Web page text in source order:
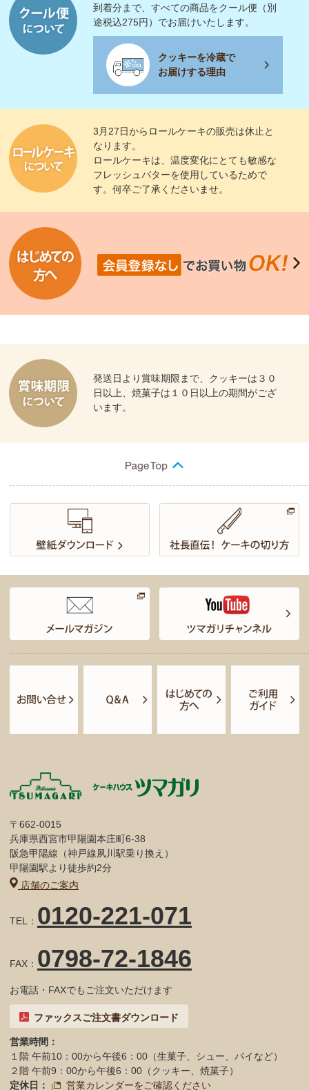
到着分まで、すべての商品をクール便（別
途税込275円）でお届けいたします。
クッキーを冷蔵で
お届けする理由
3月27日からロールケーキの販売は休止と
なります。
ロールケーキは、温度変化にとても敏感な
フレッシュバターを使用しているためで
す。何卒ご了承くださいませ。
発送日より賞味期限まで、クッキーは３０
日以上、焼菓子は１０日以上の期間がござ
います。
〒662-0015
兵庫県西宮市甲陽園本庄町6-38
阪急甲陽線（神戸線夙川駅乗り換え）
甲陽園駅より徒歩約2分
店舗のご案内
TEL： 0120-221-071
FAX： 0798-72-1846
お電話・FAXでもご注文いただけます
ファックスご注文書ダウンロード
営業時間：
１階 午前10：00から午後6：00（生菓子、シュー、パイなど）
２階 午前9：00から午後6：00（クッキー、焼菓子）
定休日：
営業カレンダーをご確認ください